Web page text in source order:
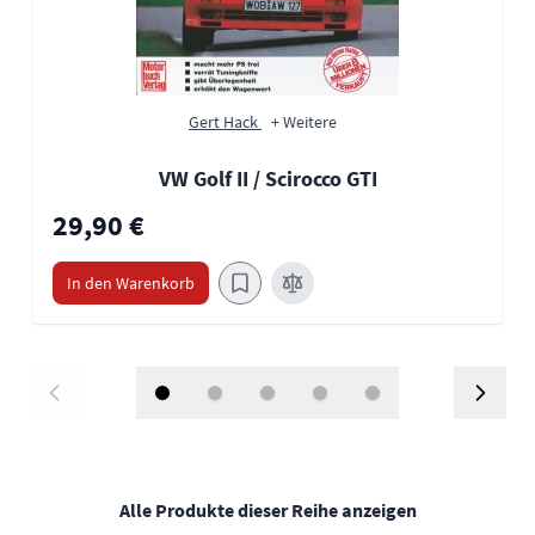
Gert Hack + Weitere
VW Golf II / Scirocco GTI
29,90 €
In den Warenkorb
Alle Produkte dieser Reihe anzeigen